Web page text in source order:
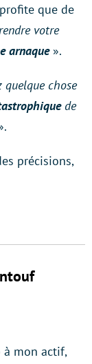
que de
votre
arnaque ».
quelque chose
de
précisions,
à mon actif,